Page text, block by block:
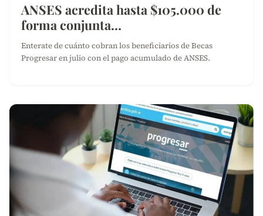
ANSES acredita hasta $105.000 de
forma conjunta…
Enterate de cuánto cobran los beneficiarios de Becas
Progresar en julio con el pago acumulado de ANSES.